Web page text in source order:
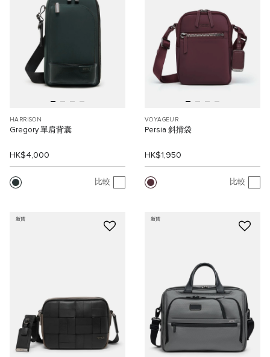
HARRISON
Gregory 單肩背囊
HK$4,000
比較
VOYAGEUR
Persia 斜揹袋
HK$1,950
比較
新貨 新貨